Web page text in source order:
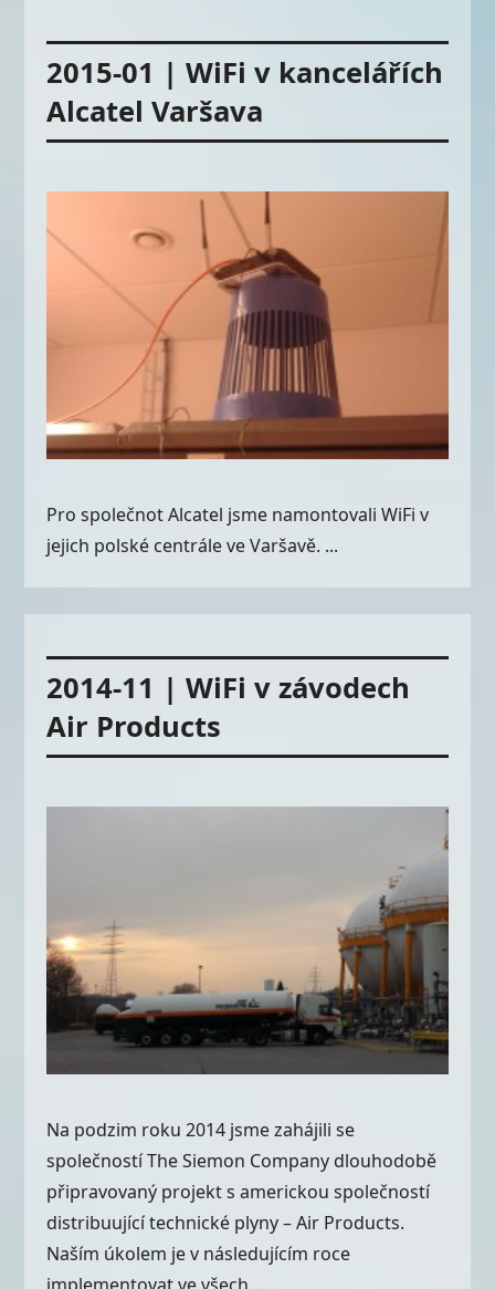
2015-01 | WiFi v kancelářích
Alcatel Varšava
Pro společnot Alcatel jsme namontovali WiFi v
jejich polské centrále ve Varšavě. ...
2014-11 | WiFi v závodech
Air Products
Na podzim roku 2014 jsme zahájili se
společností The Siemon Company dlouhodobě
připravovaný projekt s americkou společností
distribuující technické plyny – Air Products.
Naším úkolem je v následujícím roce